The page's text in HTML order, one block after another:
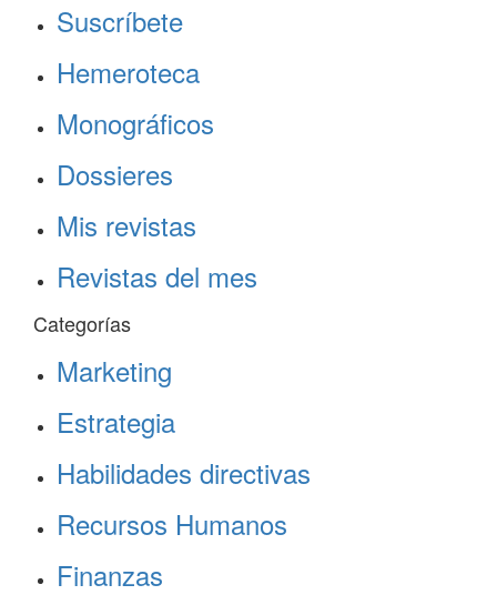
Suscríbete
Hemeroteca
Monográficos
Dossieres
Mis revistas
Revistas del mes
Categorías
Marketing
Estrategia
Habilidades directivas
Recursos Humanos
Finanzas